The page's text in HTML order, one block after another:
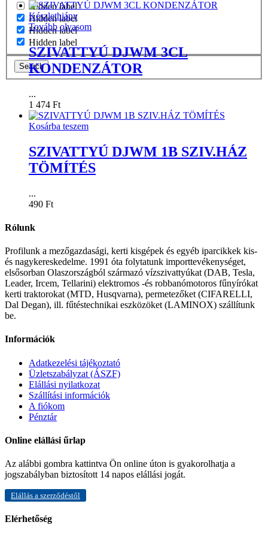
Hidden label
Hidden label
Hidden label
Hidden label
Search
Készlethiány
Tovább olvasom
SZIVATTYÚ DJWM 3CL
KONDENZÁTOR
...
1 474 Ft
Kosárba teszem
SZIVATTYÚ DJWM 1B SZIV.HÁZ
TÖMÍTÉS
...
490 Ft
Rólunk
Profilunk a mezőgazdasági, kerti kisgépek és egyéb iparcikkek kis-
és nagykereskedelme. 1991 óta folytatunk importtevékenységet,
elsősorban Olaszországból származó vízszivattyúkat (DAB, Tesla,
Leader, Ircem, Tellarini) elektromos -és robbanómotoros fűnyírókat
kerti traktorokat (MTD, Husqvarna), permetezőket (CIFARELLI,
Dal Degan), ill. fűtéstechnikai eszközöket (LAMINOX) szállítunk
be.
Információk
Adatkezelési tájékoztató
Üzletszabályzat (ÁSZF)
Elállási nyilatkozat
Szállítási információk
A fiókom
Pénztár
Online elállási űrlap
Az alábbi gombra kattintva Ön online úton is gyakorolhatja a
jogszabályban biztosított 14 napos elállási jogát.
Elállás a szerződéstől
Elérhetőség